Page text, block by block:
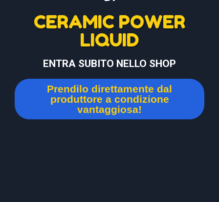
CERAMIC POWER
LIQUID
ENTRA SUBITO NELLO SHOP
Prendilo direttamente dal
produttore a condizione
vantaggiosa!